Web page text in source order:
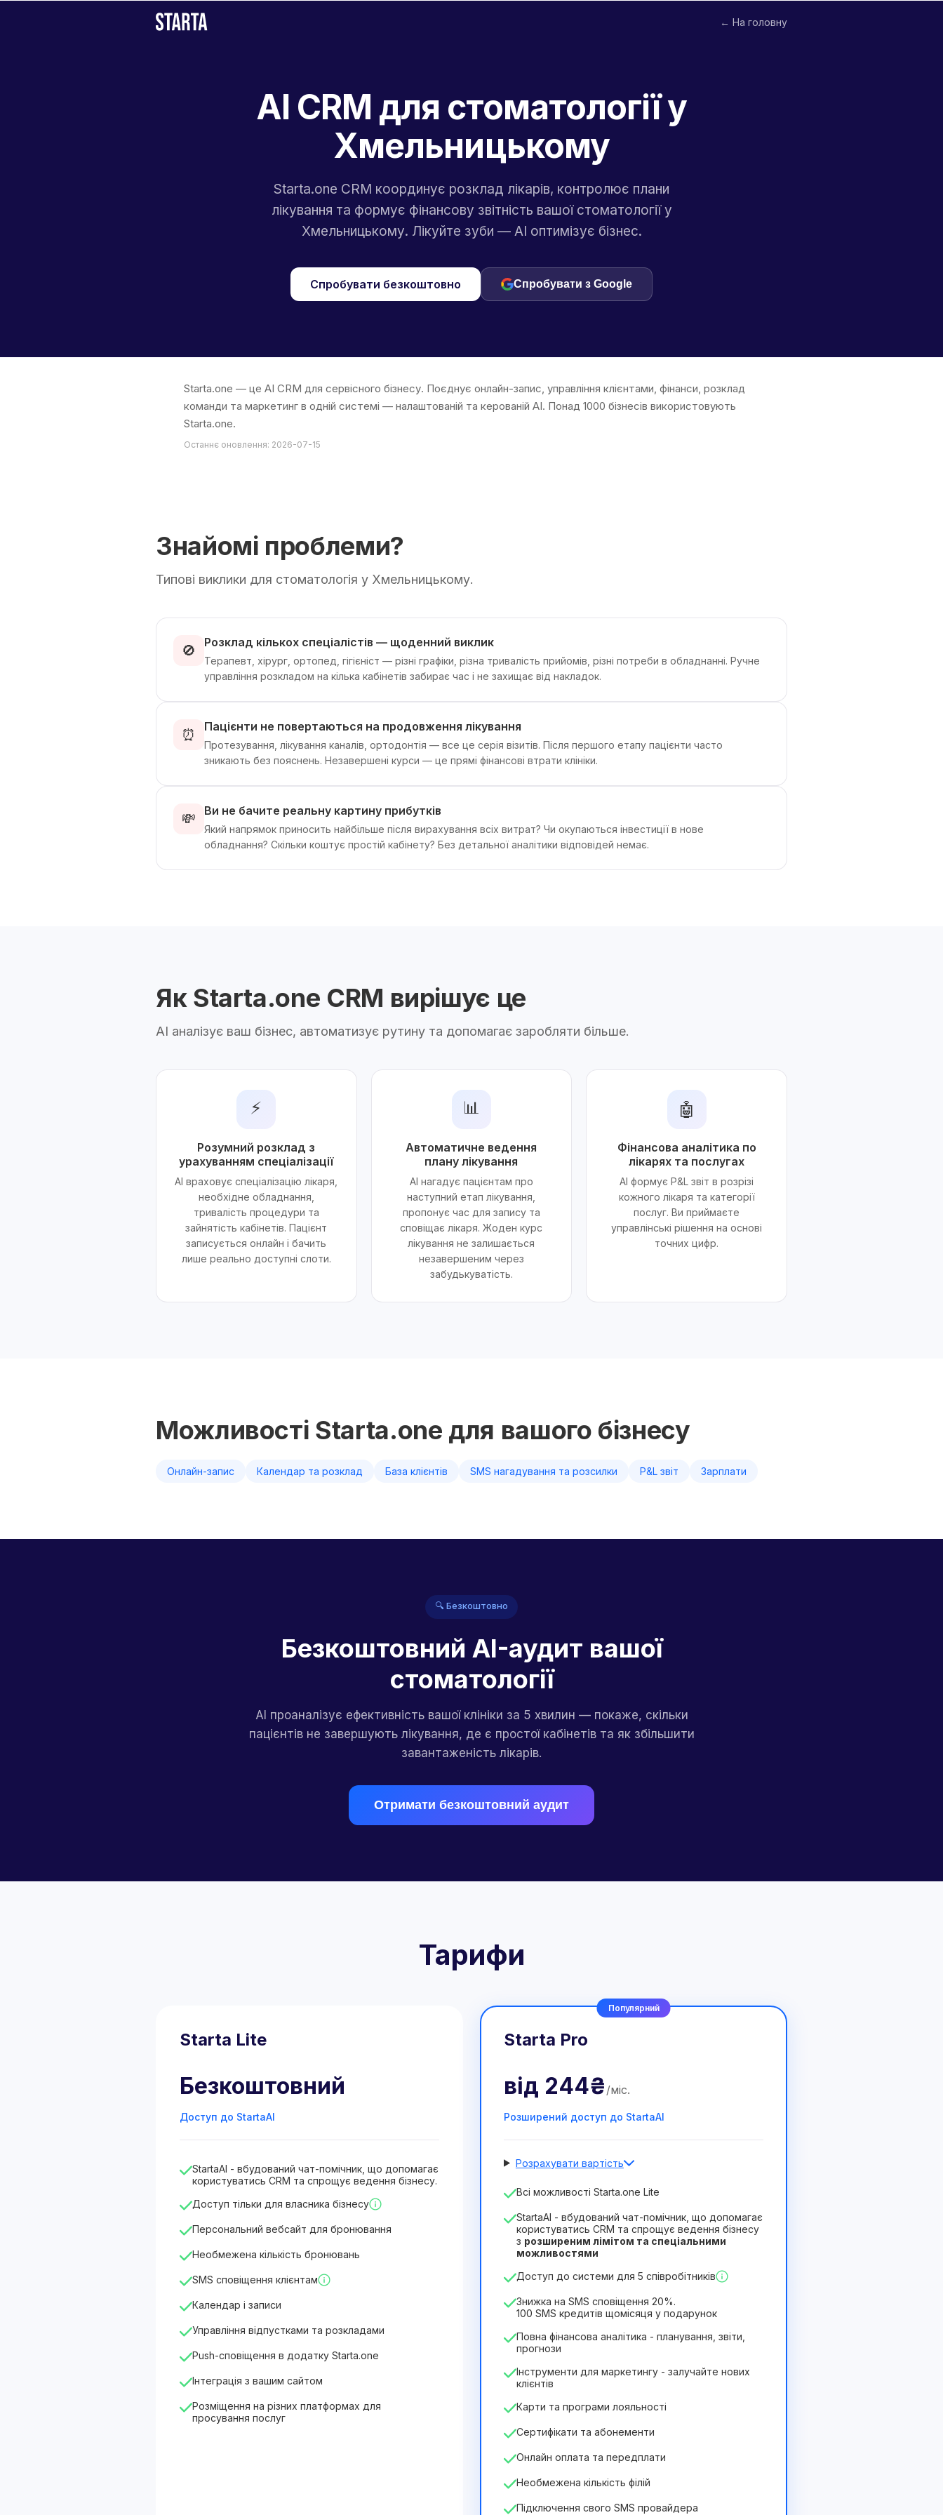
← На головну
AI CRM для стоматології у
Хмельницькому
Starta.one CRM координує розклад лікарів, контролює плани
лікування та формує фінансову звітність вашої стоматології у
Хмельницькому. Лікуйте зуби — AI оптимізує бізнес.
Спробувати безкоштовно Спробувати з Google
Starta.one — це AI CRM для сервісного бізнесу. Поєднує онлайн-запис, управління клієнтами, фінанси, розклад
команди та маркетинг в одній системі — налаштованій та керованій AI. Понад 1000 бізнесів використовують
Starta.one.
Останнє оновлення: 2026-07-15
Знайомі проблеми?
Типові виклики для стоматологія у Хмельницькому.
🚫 Розклад кількох спеціалістів — щоденний виклик
Терапевт, хірург, ортопед, гігієніст — різні графіки, різна тривалість прийомів, різні потреби в обладнанні. Ручне
управління розкладом на кілька кабінетів забирає час і не захищає від накладок.
⏰ Пацієнти не повертаються на продовження лікування
Протезування, лікування каналів, ортодонтія — все це серія візитів. Після першого етапу пацієнти часто
зникають без пояснень. Незавершені курси — це прямі фінансові втрати клініки.
💸 Ви не бачите реальну картину прибутків
Який напрямок приносить найбільше після вирахування всіх витрат? Чи окупаються інвестиції в нове
обладнання? Скільки коштує простій кабінету? Без детальної аналітики відповідей немає.
Як Starta.one CRM вирішує це
AI аналізує ваш бізнес, автоматизує рутину та допомагає заробляти більше.
⚡
Розумний розклад з
урахуванням спеціалізації
AI враховує спеціалізацію лікаря,
необхідне обладнання,
тривалість процедури та
зайнятість кабінетів. Пацієнт
записується онлайн і бачить
лише реально доступні слоти.
📊
Автоматичне ведення
плану лікування
AI нагадує пацієнтам про
наступний етап лікування,
пропонує час для запису та
сповіщає лікаря. Жоден курс
лікування не залишається
незавершеним через
забудькуватість.
🤖
Фінансова аналітика по
лікарях та послугах
AI формує P&L звіт в розрізі
кожного лікаря та категорії
послуг. Ви приймаєте
управлінські рішення на основі
точних цифр.
Можливості Starta.one для вашого бізнесу
Онлайн-запис Календар та розклад База клієнтів SMS нагадування та розсилки P&L звіт Зарплати
🔍 Безкоштовно
Безкоштовний AI-аудит вашої
стоматології
AI проаналізує ефективність вашої клініки за 5 хвилин — покаже, скільки
пацієнтів не завершують лікування, де є простої кабінетів та як збільшити
завантаженість лікарів.
Отримати безкоштовний аудит
Тарифи
Starta Lite
Безкоштовний
Доступ до StartaAI
StartaAI - вбудований чат-помічник, що допомагає
користуватись CRM та спрощує ведення бізнесу.
Доступ тільки для власника бізнесу
Персональний вебсайт для бронювання
Необмежена кількість бронювань
SMS сповіщення клієнтам
Календар і записи
Управління відпустками та розкладами
Push-сповіщення в додатку Starta.one
Інтеграція з вашим сайтом
Розміщення на різних платформах для
просування послуг
Популярний
Starta Pro
від 244₴ /міс.
Розширений доступ до StartaAI
Розрахувати вартість
Кількість співробітників
Тривалість ліцензії
12 Months(знижка -25%) Вигідний
349₴ 244₴ /місяць
Всі можливості Starta.one Lite
StartaAI - вбудований чат-помічник, що допомагає
користуватись CRM та спрощує ведення бізнесу
з розширеним лімітом та спеціальними
можливостями
Доступ до системи для 5 співробітників
Знижка на SMS сповіщення 20%.
100 SMS кредитів щомісяця у подарунок
Повна фінансова аналітика - планування, звіти,
прогнози
Інструменти для маркетингу - залучайте нових
клієнтів
Карти та програми лояльності
Сертифікати та абонементи
Онлайн оплата та передплати
Необмежена кількість філій
Підключення свого SMS провайдера